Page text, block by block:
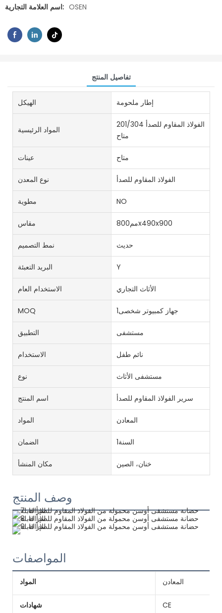
اسم العلامة التجارية: OSEN
تفاصيل المنتج
الهيكل إطار ملحومة
المواد الرئيسية
201/304 الفولاذ المقاوم للصدأ
متاح
عينات متاح
نوع المعدن الفولاذ المقاوم للصدأ
مطوية NO
مقاس مم800x490x900
نمط التصميم حديث
البريد التعبئة Y
الاستخدام العام الأثاث التجاري
MOQ جهاز كمبيوتر شخصى1
التطبيق مستشفى
الاستخدام نائم طفل
نوع مستشفى الأثاث
اسم المنتج سرير الفولاذ المقاوم للصدأ
المواد المعادن
الضمان السنة1
مكان المنشأ خنان، الصين
وصف المنتج
المواصفات
المواد المعادن
شهادات CE